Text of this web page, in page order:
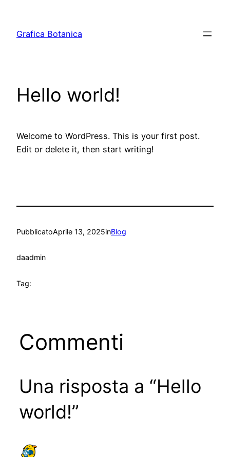
contenuto
Grafica Botanica
Hello world!
Welcome to WordPress. This is your first post.
Edit or delete it, then start writing!
PubblicatoAprile 13, 2025inBlog
daadmin
Tag:
Commenti
Una risposta a “Hello
world!”